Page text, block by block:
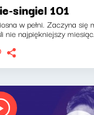
singiel 101
w pełni. Zaczyna się
nie najpiękniejszy